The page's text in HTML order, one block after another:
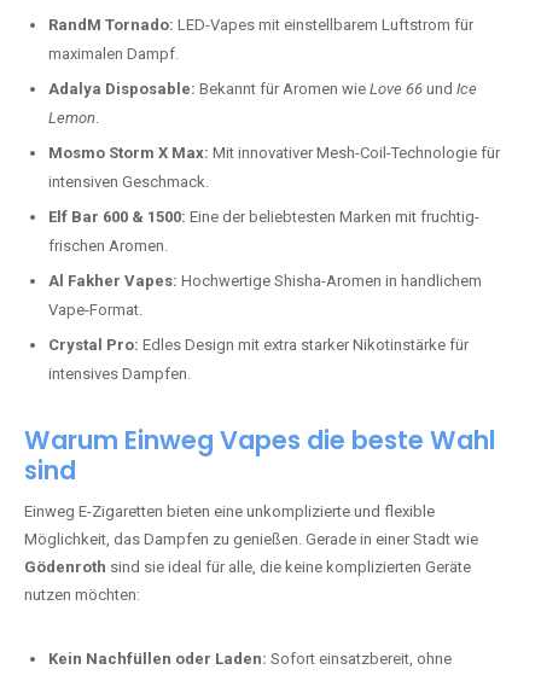
RandM Tornado: LED-Vapes mit einstellbarem Luftstrom für
maximalen Dampf.
Adalya Disposable: Bekannt für Aromen wie Love 66 und Ice
Lemon.
Mosmo Storm X Max: Mit innovativer Mesh-Coil-Technologie für
intensiven Geschmack.
Elf Bar 600 & 1500: Eine der beliebtesten Marken mit fruchtig-
frischen Aromen.
Al Fakher Vapes: Hochwertige Shisha-Aromen in handlichem
Vape-Format.
Crystal Pro: Edles Design mit extra starker Nikotinstärke für
intensives Dampfen.
Warum Einweg Vapes die beste Wahl
sind
Einweg E-Zigaretten bieten eine unkomplizierte und flexible
Möglichkeit, das Dampfen zu genießen. Gerade in einer Stadt wie
Gödenroth sind sie ideal für alle, die keine komplizierten Geräte
nutzen möchten:
Kein Nachfüllen oder Laden: Sofort einsatzbereit, ohne